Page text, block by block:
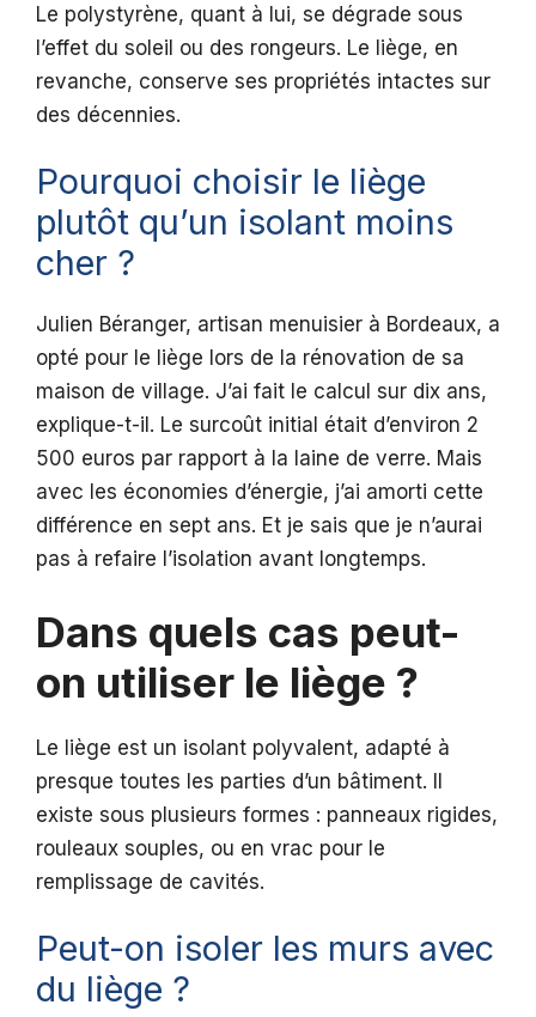
Le polystyrène, quant à lui, se dégrade sous
l’effet du soleil ou des rongeurs. Le liège, en
revanche, conserve ses propriétés intactes sur
des décennies.
Pourquoi choisir le liège
plutôt qu’un isolant moins
cher ?
Julien Béranger, artisan menuisier à Bordeaux, a
opté pour le liège lors de la rénovation de sa
maison de village. J’ai fait le calcul sur dix ans,
explique-t-il. Le surcoût initial était d’environ 2
500 euros par rapport à la laine de verre. Mais
avec les économies d’énergie, j’ai amorti cette
différence en sept ans. Et je sais que je n’aurai
pas à refaire l’isolation avant longtemps.
Dans quels cas peut-
on utiliser le liège ?
Le liège est un isolant polyvalent, adapté à
presque toutes les parties d’un bâtiment. Il
existe sous plusieurs formes : panneaux rigides,
rouleaux souples, ou en vrac pour le
remplissage de cavités.
Peut-on isoler les murs avec
du liège ?